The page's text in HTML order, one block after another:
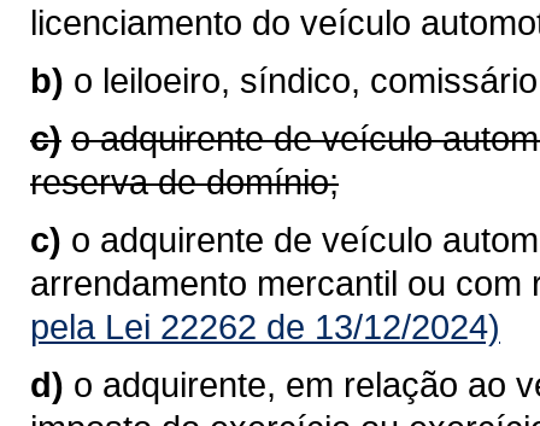
licenciamento do veículo
b) o leiloeiro, síndico,
c) o adquirente de veículo
reserva de domínio;
c) o adquirente de veículo
arrendamento mercantil ou com
pela Lei 22262 de 13/12/2024)
d) o adquirente, em relação ao